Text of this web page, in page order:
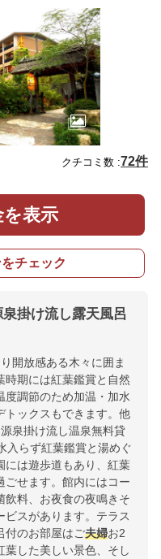
クチコミ数 :72件
を表示
チェック
掛け流し露天風呂
開放感ある木々に囲ま
時期には紅葉鑑賞と自然
調節のため加温・加水
トックスもできます。他
泉掛け流し温泉無料貸
入らず紅葉鑑賞と湯めぐ
には遊歩道もあり、紅葉
ごせます。館内にはコー
飲料、お夜食の夜鳴きそ
ビスがあります。テラス
付のお部屋はご夫婦お2
葉した美しい景色、そし